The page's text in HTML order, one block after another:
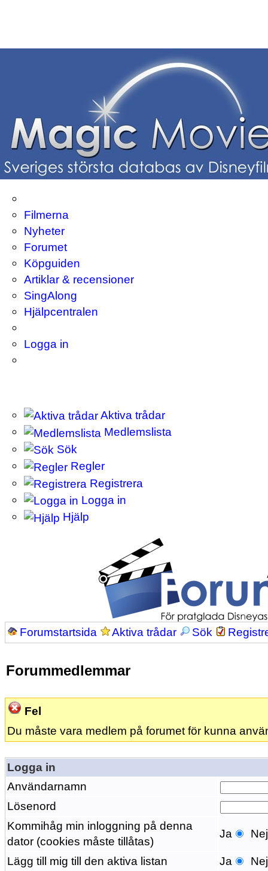
Filmerna
Nyheter
Forumet
Köpguiden
Artiklar & recensioner
SingAlong
Hjälpcentralen
Logga in
Aktiva trådar
Medlemslista
Sök
Regler
Registrera
Logga in
Hjälp
Forumstartsida Aktiva trådar Sök
Forummedlemmar
Fel
Du måste vara medlem på forumet för kunna
Logga in
Användarnamn
Lösenord
Kommihåg min inloggning på denna
dator (cookies måste tillåtas)
Ja Nej
Lägg till mig till den aktiva listan Ja
Nej